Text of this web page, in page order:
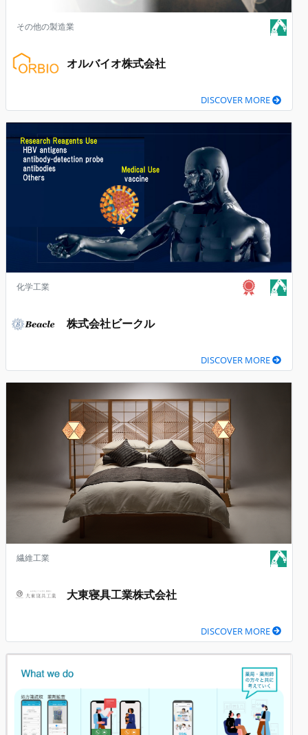
その他の製造業
オルバイオ株式会社
DISCOVER MORE
化学工業
株式会社ビークル
DISCOVER MORE
繊維工業
大東寝具工業株式会社
DISCOVER MORE